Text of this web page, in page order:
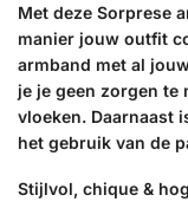
Met deze Sorprese
manier jouw outfit
armband met al
je je geen zorgen te
vloeken. Daarnaast
het gebruik van de
Stijlvol, chique &